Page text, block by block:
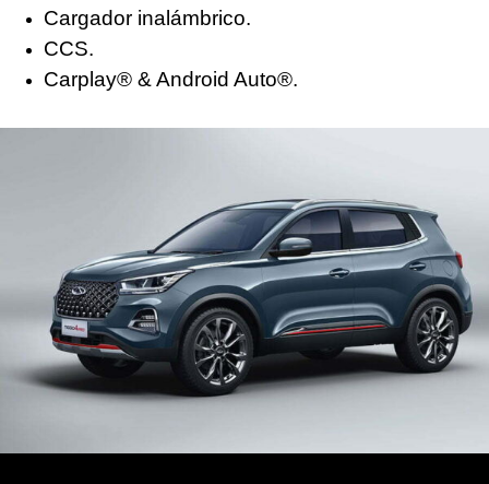
Cargador inalámbrico.
CCS.
Carplay® & Android Auto®.